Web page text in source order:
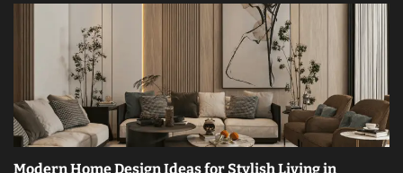
Modern Home Design Ideas for Stylish Living in